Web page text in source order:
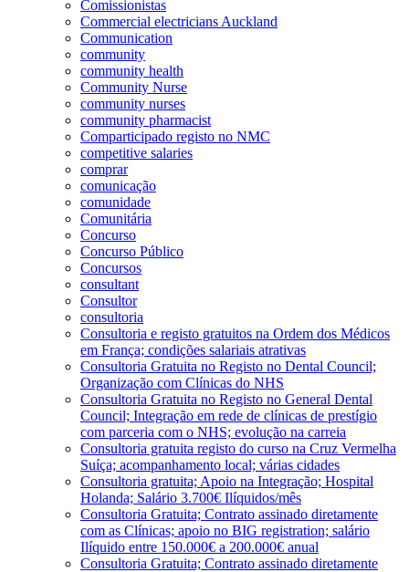
Comissionistas
Commercial electricians Auckland
Communication
community
community health
Community Nurse
community nurses
community pharmacist
Comparticipado registo no NMC
competitive salaries
comprar
comunicação
comunidade
Comunitária
Concurso
Concurso Público
Concursos
consultant
Consultor
consultoria
Consultoria e registo gratuitos na Ordem dos Médicos
em França; condições salariais atrativas
Consultoria Gratuita no Registo no Dental Council;
Organização com Clínicas do NHS
Consultoria Gratuita no Registo no General Dental
Council; Integração em rede de clínicas de prestígio
com parceria com o NHS; evolução na carreia
Consultoria gratuita registo do curso na Cruz Vermelha
Suíça; acompanhamento local; várias cidades
Consultoria gratuita; Apoio na Integração; Hospital
Holanda; Salário 3.700€ Ilíquidos/mês
Consultoria Gratuita; Contrato assinado diretamente
com as Clínicas; apoio no BIG registration; salário
Ilíquido entre 150.000€ a 200.000€ anual
Consultoria Gratuita; Contrato assinado diretamente